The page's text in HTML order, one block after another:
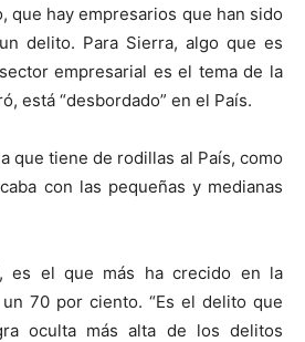
que hay empresarios que han sido
delito. Para Sierra, algo que es
empresarial es el tema de la
está “desbordado” en el País.
que tiene de rodillas al País, como
con las pequeñas y medianas
es el que más ha crecido en la
70 por ciento. “Es el delito que
oculta más alta de los delitos